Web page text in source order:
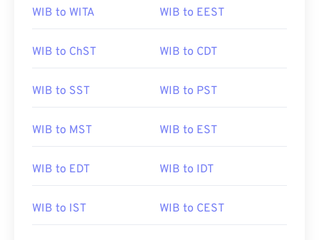
WIB to WITA WIB to EEST
WIB to ChST WIB to CDT
WIB to SST WIB to PST
WIB to MST WIB to EST
WIB to EDT WIB to IDT
WIB to IST WIB to CEST